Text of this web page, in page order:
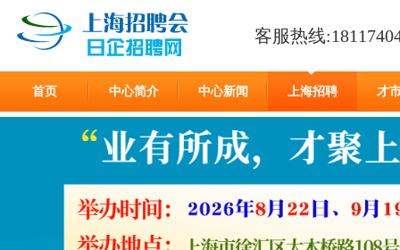
客服热线
首页 中心简介 中心新闻 上海招聘 才